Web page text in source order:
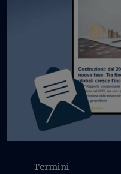
Termini